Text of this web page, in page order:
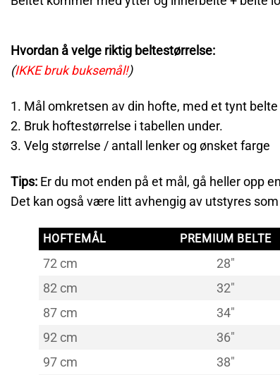
Hvordan å velge riktig beltestørrelse:
(IKKE bruk buksemål!)
1. Mål omkretsen av din hofte, med et tynt
2. Bruk hoftestørrelse i tabellen under.
3. Velg størrelse / antall lenker og ønsket farge
Tips: Er du mot enden på et mål, gå heller opp
Det kan også være litt avhengig av utstyres
HOFTEMÅL PREMIUM BELTE
72 cm 28"
82 cm
32"
87 cm
34"
92 cm
36"
97 cm
38"